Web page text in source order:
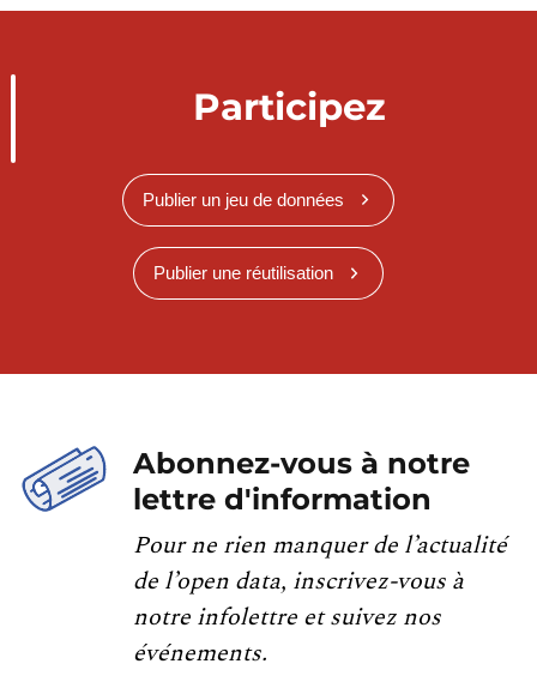
Participez
Publier un jeu de données
Publier une réutilisation
Abonnez-vous à notre
lettre d'information
Pour ne rien manquer de l’actualité
de l’open data, inscrivez-vous à
notre infolettre et suivez nos
événements.